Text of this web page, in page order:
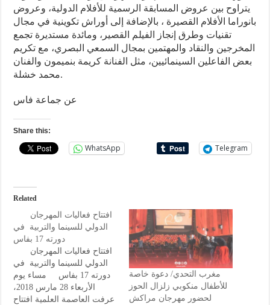
يتراوح بين عروض المسابقة الرسمية للأفلام الدولية، وعروض
بانوراما الأفلام القصيرة ، بالإضافة إلى أوراش تكوينية في مجال
تقنيات وطرق إنجاز الفيلم القصير، ومائدة مستديرة تجمع
المخرجين والنقاد والمهتمين بمجال السمعي البصري، مع تكريم
بعض الفاعلين السينمائيين، مثل الفنانة كريمة بنميمون والفنان
محمد خشلة.
عن جماعة فاس
Share this:
WhatsApp Telegram
Related
الدولي للسينما والتربية في
دورته 17 بفاس
الدولي للسينما والتربية في
دورته 17 بفاس مساء يوم
الأربعاء 28 مارس 2018،
عرفت العاصمة العلمية افتتاح
مغرب التحدي/ دعوة خاصة
للأطفال منكوبي زلزال الحوز
لحضور مهرجان مراكش